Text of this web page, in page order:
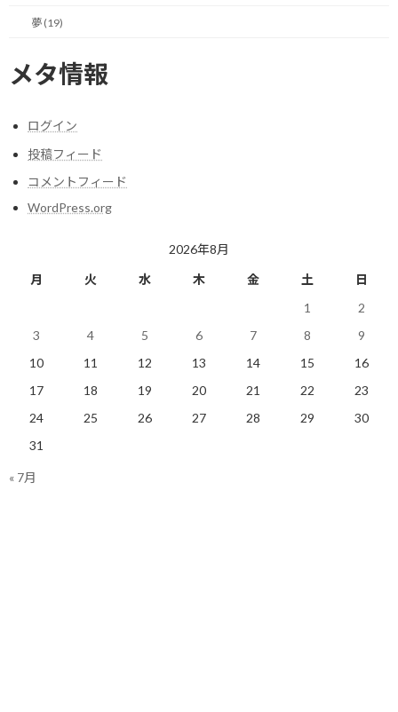
まだ完全にはすべすべになっていませんが、走る観点からすると完
血が滲んていた皮膚は完全に治り、皮の部分で一部割れた跡が浅く
もう、かかとをガンガン地面につけても一切の痛みはありませ
500円ちょっとの薬でもこんなに効くんですね。
じゃあ、1000円超級の薬は一体どんなご利益があるんでしょう？
などと思いながら、勢い込んで高いの買わなくて良かったとホッ
効能通りちゃんと効くんですね。
夢 (19)
メタ情報
ログイン
投稿フィード
コメントフィード
WordPress.org
2026年8月
月
火 水 木 金 土
日
1
2
3
4 5 6 7 8
9
10
11 12 13 14 15
16
17
18 19 20 21 22
23
24
25 26 27 28 29
30
31
« 7月